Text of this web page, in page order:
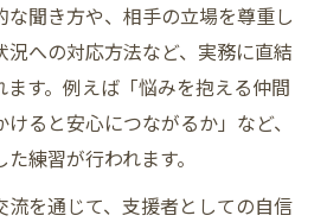
聞き方や、相手の立場を尊重し
況への対応方法など、実務に直結
す。例えば「悩みを抱える仲間
ると安心につながるか」など、
練習が行われます。
流を通じて、支援者としての自信